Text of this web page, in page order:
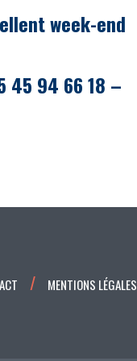
week-end
45 94 66 18 –
MENTIONS LÉGALES